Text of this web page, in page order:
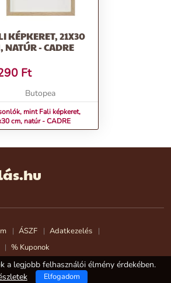
KÉPKERET, 21X30
NATÚR - CADRE
Ft
Butopea
mint Fali képkeret,
cm, natúr - CADRE
ÁSZF
Adatkezelés
% Kuponok
a legjobb felhasználói élmény érdekében.
Elfogadom